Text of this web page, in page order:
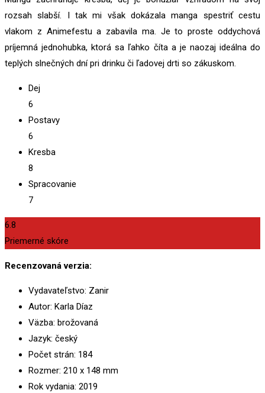
rozsah slabší. I tak mi však dokázala manga spestriť cestu
vlakom z Animefestu a zabavila ma. Je to proste oddychová
príjemná jednohubka, ktorá sa ľahko číta a je naozaj ideálna do
teplých slnečných dní pri drinku či ľadovej drti so zákuskom.
Dej
6
Postavy
6
Kresba
8
Spracovanie
7
6.8
Priemerné skóre
Recenzovaná verzia:
Vydavateľstvo: Zanir
Autor: Karla Díaz
Väzba: brožovaná
Jazyk: český
Počet strán: 184
Rozmer: 210 x 148 mm
Rok vydania: 2019